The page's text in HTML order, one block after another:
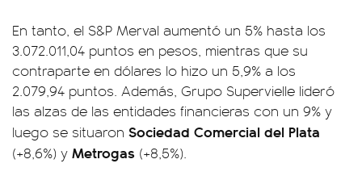
En tanto, el S&P Merval aumentó un 5% hasta los
3.072.011,04 puntos en pesos, mientras que su
contraparte en dólares lo hizo un 5,9% a los
2.079,94 puntos. Además, Grupo Supervielle lideró
las alzas de las entidades financieras con un 9% y
luego se situaron Sociedad Comercial del Plata
(+8,6%) y Metrogas (+8,5%).